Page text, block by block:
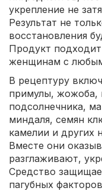
укрепление не
Результат не
восстановления
Продукт
женщинам с
В рецептуру
примулы, жожоба,
подсолнечника,
миндаля, семян
камелии и других
Вместе они
разглаживают,
Средство
пагубных